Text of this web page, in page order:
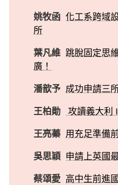
姚牧函 化工系跨域
所
葉凡維 跳脫固定思
廣！
潘歆予 成功申請三
王柏勛 攻讀義大利
王亮蓁 用充足準備
吳思穎 申請上英國
蔡頌愛 高中生前進